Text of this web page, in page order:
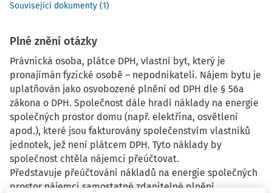
Související dokumenty (1)
Plné znění otázky
Právnická osoba, plátce DPH, vlastní byt, který je
pronajímán fyzické osobě – nepodnikateli. Nájem bytu je
uplatňován jako osvobozené plnění od DPH dle § 56a
zákona o DPH. Společnost dále hradí náklady na energie
společných prostor domu (např. elektřina, osvětlení
apod.), které jsou fakturovány společenstvím vlastníků
jednotek, jež není plátcem DPH. Tyto náklady by
společnost chtěla nájemci přeúčtovat.
Představuje přeúčtování nákladů na energie společných
prostor nájemci samostatné zdanitelné plnění